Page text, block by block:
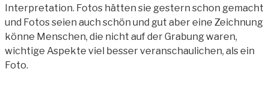
Interpretation. Fotos hätten sie gestern schon gemacht
und Fotos seien auch schön und gut aber eine Zeichnung
könne Menschen, die nicht auf der Grabung waren,
wichtige Aspekte viel besser veranschaulichen, als ein
Foto.